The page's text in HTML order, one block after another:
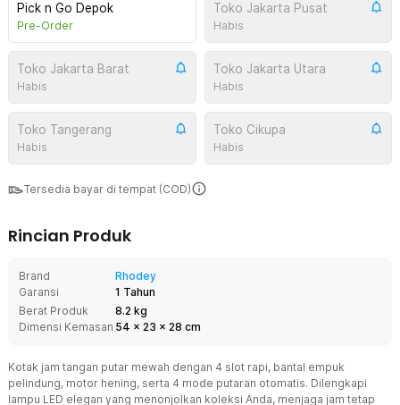
Pick n Go Depok
Pre-Order
Toko Jakarta Pusat
Habis
Toko Jakarta Barat
Habis
Toko Jakarta Utara
Habis
Toko Tangerang
Habis
Toko Cikupa
Habis
Tersedia bayar di tempat (COD)
Rincian Produk
Brand
Rhodey
Garansi
1 Tahun
Berat Produk
8.2 kg
Dimensi Kemasan 54 x 23 x 28 cm
Kotak jam tangan putar mewah dengan 4 slot rapi, bantal empuk
pelindung, motor hening, serta 4 mode putaran otomatis. Dilengkapi
lampu LED elegan yang menonjolkan koleksi Anda, menjaga jam tetap